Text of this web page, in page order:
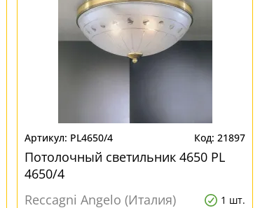
PL4650/4 21897
Потолочный светильник 4650 PL
4650/4
Reccagni Angelo (Италия)
1 шт.